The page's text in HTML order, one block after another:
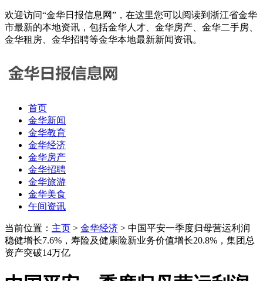
欢迎访问“金华日报信息网”，在这里您可以阅读到浙江省金华
市最新的本地资讯，包括金华人才、金华房产、金华二手房、
金华租房、金华招聘等金华本地最新新闻资讯。
首页
金华新闻
金华教育
金华经济
金华房产
金华招聘
金华旅游
金华美食
午间资讯
当前位置： 主页 > 金华经济 > 中国平安一季度归母营运利润
稳健增长7.6%，寿险及健康险新业务价值增长20.8%，集团总
资产突破14万亿